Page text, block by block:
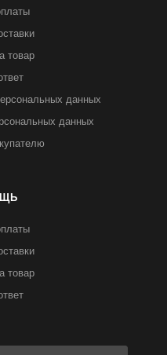
товар
данных
данных
товар